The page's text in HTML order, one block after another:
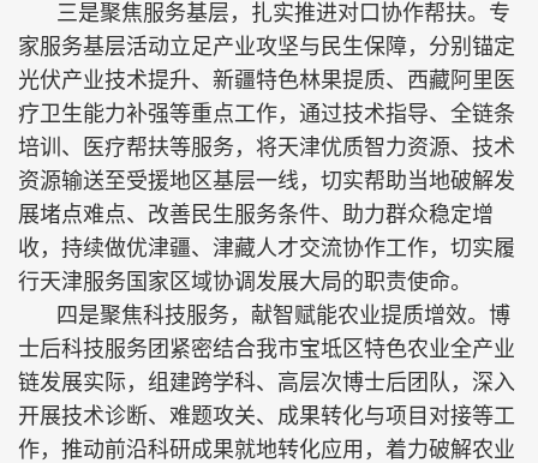
三是聚焦服务基层，扎实推进对口协作帮扶。专
家服务基层活动立足产业攻坚与民生保障，分别锚定
光伏产业技术提升、新疆特色林果提质、西藏阿里医
疗卫生能力补强等重点工作，通过技术指导、全链条
培训、医疗帮扶等服务，将天津优质智力资源、技术
资源输送至受援地区基层一线，切实帮助当地破解发
展堵点难点、改善民生服务条件、助力群众稳定增
收，持续做优津疆、津藏人才交流协作工作，切实履
行天津服务国家区域协调发展大局的职责使命。
四是聚焦科技服务，献智赋能农业提质增效。博
士后科技服务团紧密结合我市宝坻区特色农业全产业
链发展实际，组建跨学科、高层次博士后团队，深入
开展技术诊断、难题攻关、成果转化与项目对接等工
作，推动前沿科研成果就地转化应用，着力破解农业